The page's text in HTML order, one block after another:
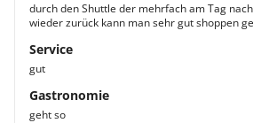
durch den Shuttle der mehrfach am Tag
wieder zurück kann man sehr gut shoppen
Service
gut
Gastronomie
geht so